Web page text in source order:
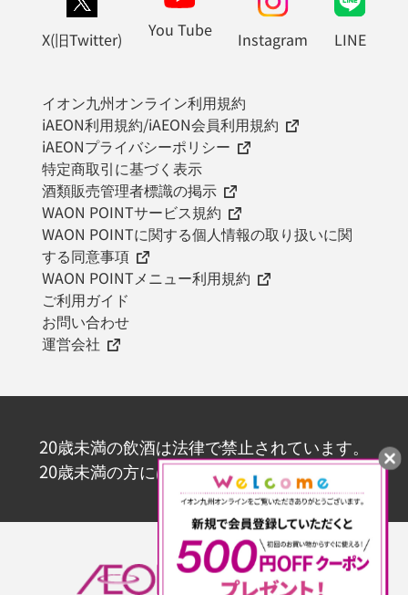
X(旧Twitter) You Tube Instagram LINE
イオン九州オンライン利用規約
iAEON利用規約/iAEON会員利用規約
iAEONプライバシーポリシー
特定商取引に基づく表示
酒類販売管理者標識の掲示
WAON POINTサービス規約
WAON POINTに関する個人情報の取り扱いに関
する同意事項
WAON POINTメニュー利用規約
ご利用ガイド
お問い合わせ
運営会社
20歳未満の飲酒は法律で禁止されています。
20歳未満の方にはお酒を販売いたしません。